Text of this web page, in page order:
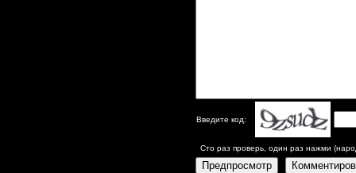
Введите код:
Сто раз проверь, один раз нажми
Предпросмотр